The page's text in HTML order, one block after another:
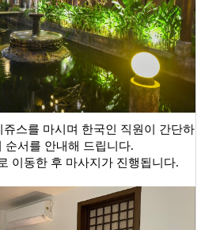
스를 마시며 한국인 직원이 간단하
순서를 안내해 드립니다.
이동한 후 마사지가 진행됩니다.